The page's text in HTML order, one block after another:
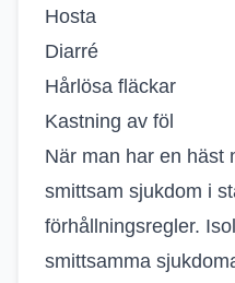
Hosta
Diarré
Hårlösa fläckar
Kastning av föl
När man har en häst
smittsam sjukdom i
förhållningsregler.
smittsamma